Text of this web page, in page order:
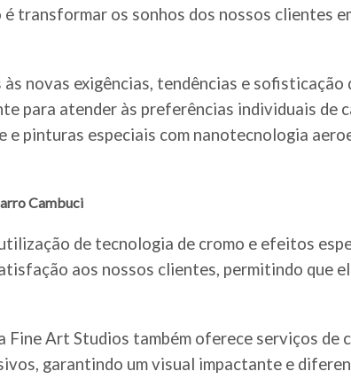
transformar os sonhos dos nossos clientes
novas exigências, tendências e
para atender às preferências individuais
pinturas especiais com nanotecnologia
Cambuci
de tecnologia de cromo e efeitos
aos nossos clientes, permitindo que
Fine Art Studios também oferece serviços de
garantindo um visual impactante e